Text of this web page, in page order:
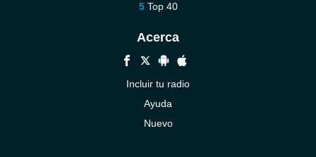
Top 40
Acerca
Incluir tu radio
Ayuda
Nuevo